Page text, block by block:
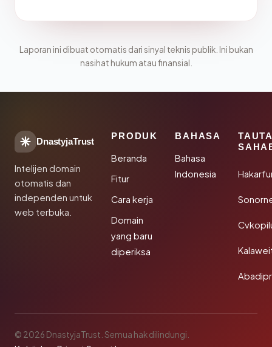
Laporan ini dibuat otomatis dari sinyal teknis publik. Ini bukan
nasihat hukum atau finansial.
DnastyjaTrust
Intelijen domain
otomatis dan
independen untuk
web terbuka.
PRODUK
Beranda
Fitur
Cara kerja
Domain
yang baru
diperiksa
BAHASA
Bahasa
Indonesia
© 2026 DnastyjaTrust. Semua hak dilindungi.